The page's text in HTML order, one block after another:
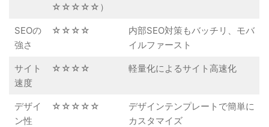
☆☆☆☆☆）
SEOの
強さ
☆☆☆☆
内部SEO対策もバッチリ、モバ
イルファースト
サイト
速度
☆☆☆☆ 軽量化によるサイト高速化
デザイ
ン性
☆☆☆☆☆
デザインテンプレートで簡単に
カスタマイズ